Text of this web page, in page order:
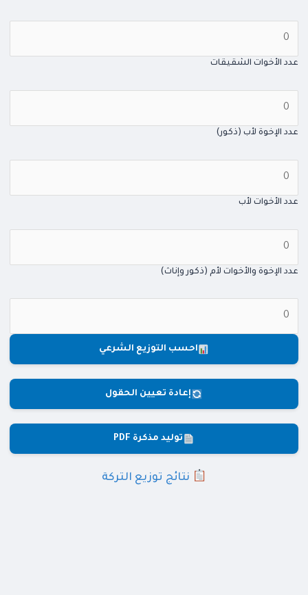
عدد الأخوات الشقيقات
عدد الإخوة لأب (ذكور)
عدد الأخوات لأب
عدد الإخوة والأخوات لأم (ذكور وإناث)
احسب التوزيع الشرعي
إعادة تعيين الحقول
توليد مذكرة PDF
نتائج توزيع التركة